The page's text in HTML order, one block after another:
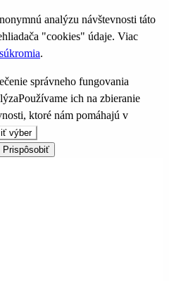
analýzu návštevnosti táto
"cookies" údaje. Viac
.
správneho fungovania
Používame ich na zbieranie
ktoré nám pomáhajú v
výber
Prispôsobiť